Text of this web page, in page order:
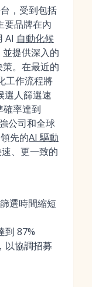
，受到包括
要品牌在內
AI 自動化候
並提供深入的
。在最近的
工作流程將
選人篩選速
確率達到
公司和全球
先的AI 驅動
、更一致的
篩選時間縮短
到 87%
以協調招募